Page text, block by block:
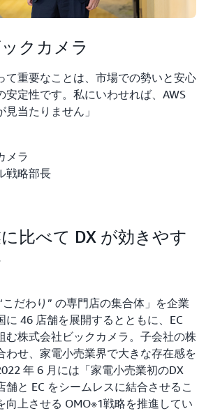
クカメラ
て重要なことは、市場での勢いと安心
安定性です。私にいわせれば、AWS
当たりません」
メラ
戦略部長
比べて DX が効きやす
こだわり” の専門店の集合体」を企業
に 46 店舗を展開するとともに、EC
む株式会社ビックカメラ。子会社の株
わせ、家電小売業界で大きな存在感を
年 6 月には「家電小売業初のDX
舗と EC をシームレスに結合させるこ
向上させる OMO※1戦略を推進してい